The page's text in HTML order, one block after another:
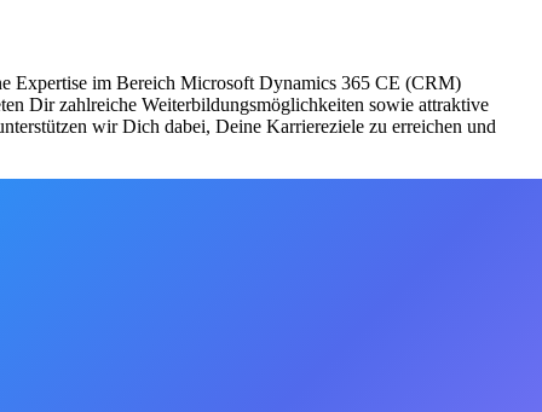
Expertise im Bereich Microsoft Dynamics 365 CE (CRM)
Dir zahlreiche Weiterbildungsmöglichkeiten sowie attraktive
wir Dich dabei, Deine Karriereziele zu erreichen und